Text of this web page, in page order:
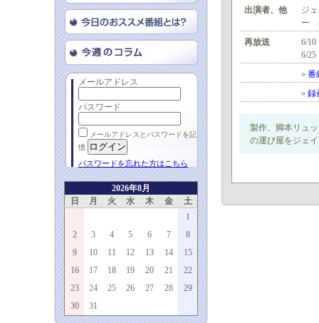
メールアドレス
パスワード
メールアドレスとパスワードを記
憶
パスワードを忘れた方はこちら
2026年8月
日
月 火 水 木 金
土
1
2
3 4 5 6 7
8
9
10 11 12 13 14
15
16
17 18 19 20 21
22
23
24 25 26 27 28
29
30
31
出演者、他
ジ
ー
再放送
6/
6/
» 番
» 録
製作、脚本リュ
の運び屋をジェ